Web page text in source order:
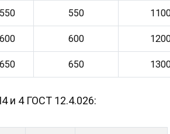
550 550
600 600
650 650
и 4 ГОСТ 12.4.026: